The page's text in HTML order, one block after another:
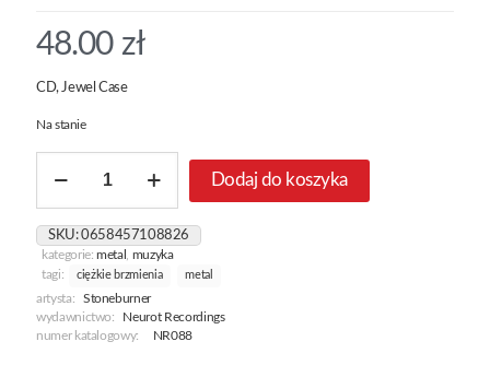
48.00 zł
CD, Jewel Case
Na stanie
Life
Dodaj do koszyka
SKU:0658457108826
kategorie:metal , muzyka
tagi:
ciężkie brzmienia metal
artysta:
Stoneburner
wydawnictwo:
Neurot Recordings
numer katalogowy:
NR088